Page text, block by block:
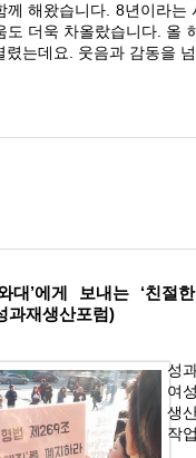
께 해왔습니다. 8년이라는
도 더욱 차올랐습니다. 올
렸는데요. 웃음과 감동을
대’에게 보내는 ‘친
과재생산포럼)
성
여
생
작